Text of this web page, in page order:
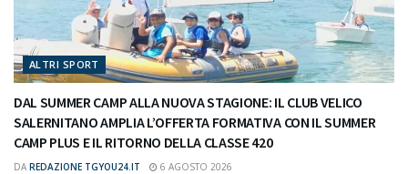
ALTRI SPORT
DAL SUMMER CAMP ALLA NUOVA STAGIONE: IL CLUB VELICO
SALERNITANO AMPLIA L’OFFERTA FORMATIVA CON IL SUMMER
CAMP PLUS E IL RITORNO DELLA CLASSE 420
DA REDAZIONE TGYOU24.IT 6 AGOSTO 2026